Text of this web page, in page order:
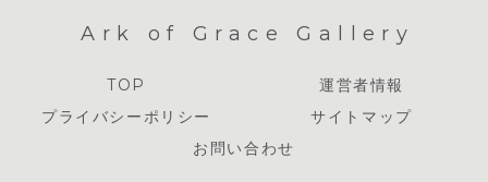
Ark of Grace Gallery
TOP
運営者情報
プライバシーポリシー
サイトマップ
お問い合わせ